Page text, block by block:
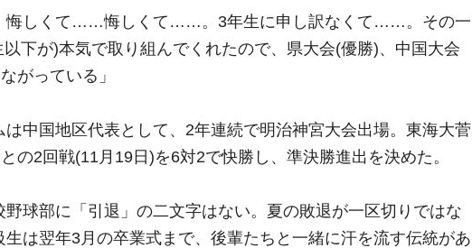
悔しくて……悔しくて……。3年生に申し訳なくて……。その一
下が)本気で取り組んでくれたので、県大会(優勝)、中国大会
がっている」
中国地区代表として、2年連続で明治神宮大会出場。東海大菅
の2回戦(11月19日)を6対2で快勝し、準決勝進出を決めた。
球部に「引退」の二文字はない。夏の敗退が一区切りではな
生は翌年3月の卒業式まで、後輩たちと一緒に汗を流す伝統があ